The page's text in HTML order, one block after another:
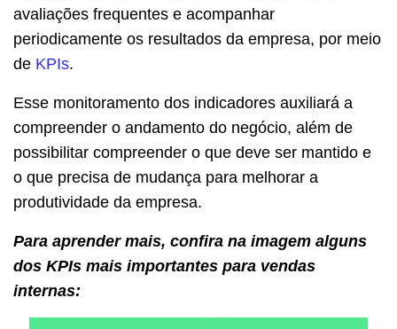
avaliações frequentes e acompanhar
periodicamente os resultados da empresa, por meio
de KPIs.
Esse monitoramento dos indicadores auxiliará a
compreender o andamento do negócio, além de
possibilitar compreender o que deve ser mantido e
o que precisa de mudança para melhorar a
produtividade da empresa.
Para aprender mais, confira na imagem alguns
dos KPIs mais importantes para vendas
internas: